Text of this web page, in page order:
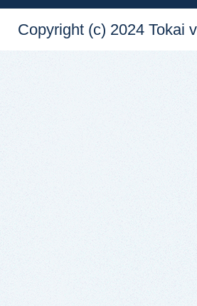
Copyright (c) 2024 Tokai